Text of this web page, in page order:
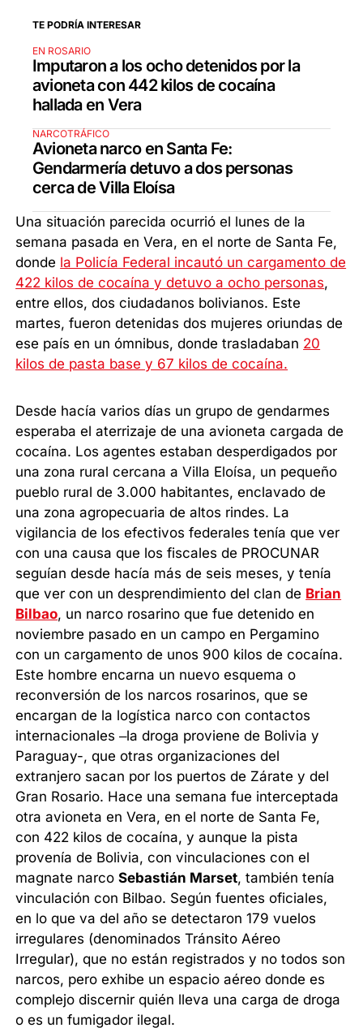
TE PODRÍA INTERESAR
EN ROSARIO
Imputaron a los ocho detenidos por la
avioneta con 442 kilos de cocaína
hallada en Vera
NARCOTRÁFICO
Avioneta narco en Santa Fe:
Gendarmería detuvo a dos personas
cerca de Villa Eloísa
Una situación parecida ocurrió el lunes de la
semana pasada en Vera, en el norte de Santa Fe,
donde la Policía Federal incautó un cargamento de
422 kilos de cocaína y detuvo a ocho personas,
entre ellos, dos ciudadanos bolivianos. Este
martes, fueron detenidas dos mujeres oriundas de
ese país en un ómnibus, donde trasladaban 20
kilos de pasta base y 67 kilos de cocaína.
Desde hacía varios días un grupo de gendarmes
esperaba el aterrizaje de una avioneta cargada de
cocaína. Los agentes estaban desperdigados por
una zona rural cercana a Villa Eloísa, un pequeño
pueblo rural de 3.000 habitantes, enclavado de
una zona agropecuaria de altos rindes. La
vigilancia de los efectivos federales tenía que ver
con una causa que los fiscales de PROCUNAR
seguían desde hacía más de seis meses, y tenía
que ver con un desprendimiento del clan de Brian
Bilbao, un narco rosarino que fue detenido en
noviembre pasado en un campo en Pergamino
con un cargamento de unos 900 kilos de cocaína.
Este hombre encarna un nuevo esquema o
reconversión de los narcos rosarinos, que se
encargan de la logística narco con contactos
internacionales –la droga proviene de Bolivia y
Paraguay-, que otras organizaciones del
extranjero sacan por los puertos de Zárate y del
Gran Rosario. Hace una semana fue interceptada
otra avioneta en Vera, en el norte de Santa Fe,
con 422 kilos de cocaína, y aunque la pista
provenía de Bolivia, con vinculaciones con el
magnate narcoSebastián Marset, también tenía
vinculación con Bilbao. Según fuentes oficiales,
en lo que va del año se detectaron 179 vuelos
irregulares (denominados Tránsito Aéreo
Irregular), que no están registrados y no todos son
narcos, pero exhibe un espacio aéreo donde es
complejo discernir quién lleva una carga de droga
o es un fumigador ilegal.